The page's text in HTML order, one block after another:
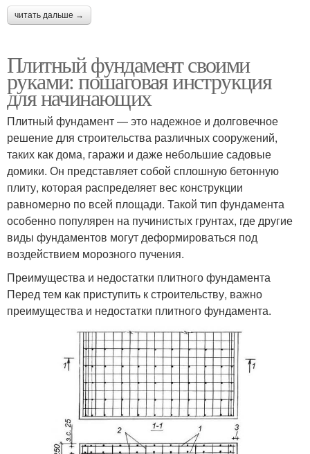
читать дальше →
Плитный фундамент своими
руками: пошаговая инструкция
для начинающих
Плитный фундамент — это надежное и долговечное
решение для строительства различных сооружений,
таких как дома, гаражи и даже небольшие садовые
домики. Он представляет собой сплошную бетонную
плиту, которая распределяет вес конструкции
равномерно по всей площади. Такой тип фундамента
особенно популярен на пучинистых грунтах, где другие
виды фундаментов могут деформироваться под
воздействием морозного пучения.
Преимущества и недостатки плитного фундамента
Перед тем как приступить к строительству, важно
преимущества и недостатки плитного фундамента.